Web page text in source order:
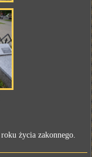
życia zakonnego.